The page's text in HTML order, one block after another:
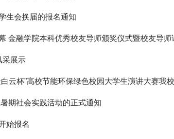
生会换届的报名通知
金融学院本科优秀校友导师颁奖仪式暨校友导师
采展示
云杯”高校节能环保绿色校园大学生演讲大赛我
期社会实践活动的正式通知
始报名